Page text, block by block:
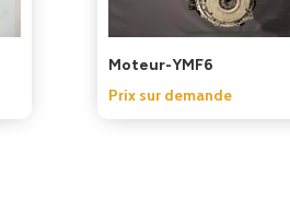
Moteur-YMF6
Prix sur demande